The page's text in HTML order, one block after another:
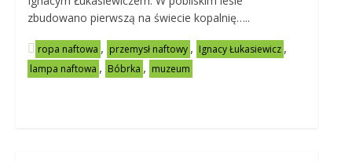
zbudowano pierwszą na świecie kopalnię…..
ropa naftowa , przemysł naftowy , Ignacy Łukasiewicz ,
lampa naftowa , Bóbrka , muzeum